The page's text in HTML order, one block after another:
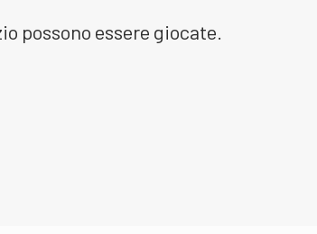
possono essere giocate.